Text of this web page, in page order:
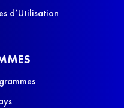
d’Utilisation